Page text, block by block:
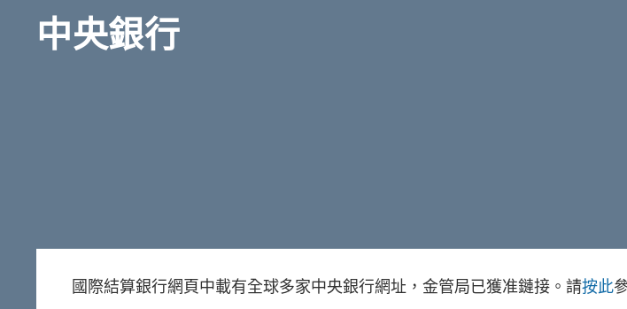
中央銀行
國際結算銀行網頁中載有全球多家中央銀行網址，金管局已獲准鏈接。請按此